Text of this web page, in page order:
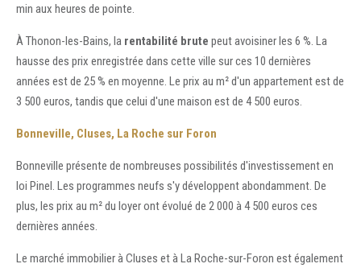
min aux heures de pointe.
À Thonon-les-Bains, la rentabilité brute peut avoisiner les 6 %. La
hausse des prix enregistrée dans cette ville sur ces 10 dernières
années est de 25 % en moyenne. Le prix au m² d'un appartement est de
3 500 euros, tandis que celui d'une maison est de 4 500 euros.
Bonneville, Cluses, La Roche sur Foron
Bonneville présente de nombreuses possibilités d'investissement en
loi Pinel. Les programmes neufs s'y développent abondamment. De
plus, les prix au m² du loyer ont évolué de 2 000 à 4 500 euros ces
dernières années.
Le marché immobilier à Cluses et à La Roche-sur-Foron est également